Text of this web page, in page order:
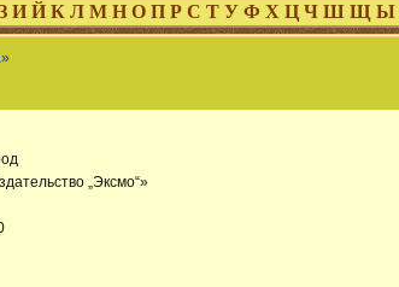
И Й К Л М Н О П Р С Т У Ф Х Ц Ч Ш Щ Ы
„Эксмо“»